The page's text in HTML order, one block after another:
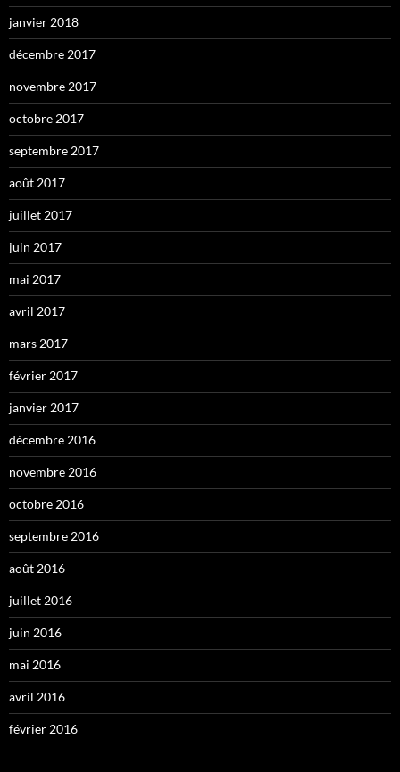
janvier 2018
décembre 2017
novembre 2017
octobre 2017
septembre 2017
août 2017
juillet 2017
juin 2017
mai 2017
avril 2017
mars 2017
février 2017
janvier 2017
décembre 2016
novembre 2016
octobre 2016
septembre 2016
août 2016
juillet 2016
juin 2016
mai 2016
avril 2016
février 2016